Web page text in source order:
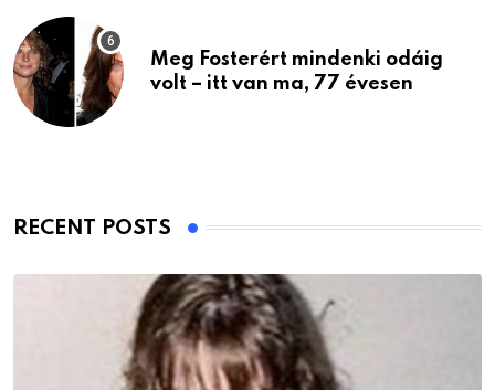
Meg Fosterért mindenki odáig
volt – itt van ma, 77 évesen
RECENT POSTS